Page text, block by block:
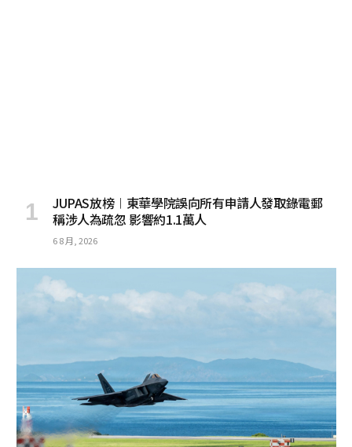
JUPAS放榜︱東華學院誤向所有申請人發取錄電郵
稱涉人為疏忽 影響約1.1萬人
6 8 月, 2026